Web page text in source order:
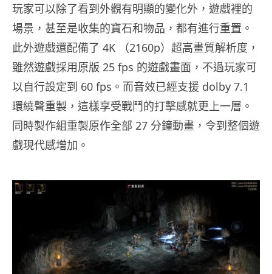
玩家可以除了看到外觀有明顯的變化外，遊戲裡的
場景，甚至是收集的寶石和物品，都有進行重置。
此外遊戲還配備了 4K （2160p）超高畫質解析度，
雖然遊戲採用原版 25 fps 的遊戲畫面，不過玩家可
以自行設定到 60 fps。而音效已經支援 dolby 7.1
環繞聲重製，這樣享受戰鬥的打擊感就更上一層。
同時製作組重製原作全部 27 分鐘動畫，令到整個遊
戲現代感增加。